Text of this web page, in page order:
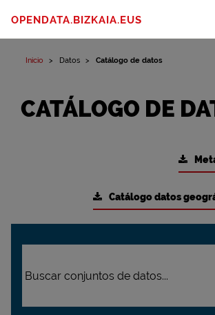
OPENDATA.BIZKAIA.EUS
Inicio Datos Catálogo de datos
CATÁLOGO DE
Catálogo datos